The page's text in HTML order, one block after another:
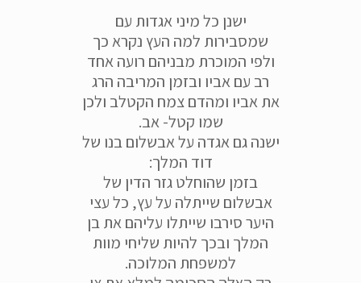
ישנן כל מיני אגדות עם
שמסבירות למה העץ נקרא כך
ולפי המוכרת מבניהם רועה אחד
רב עם אביו ובזמן המריבה הרג
את אביו ומהדם צמח הקטלב ולכן
שמו קטל- אב.
ישנה גם אגדה על אבשלום בנו של
דוד המלך:
בזמן שהוחלט גזר הדין של
אבשלום שייתלה על עץ, כל עצי
היער סירבו שייתלו עליהם את בן
המלך ובכך להיות שליחי מוות
למשפחת המלוכה.